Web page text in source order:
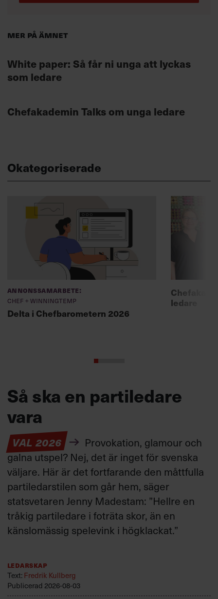
Mer på ämnet
White paper: Så får ni unga att lyckas
som ledare
Chefakademin Talks om unga ledare
Okategoriserade
Annonssamarbete:
Chef + Winningtemp
Delta i Chefbarometern 2026
ledare
Så ska en partiledare
vara
VAL 2026
Provokation, glamour och
galna utspel? Nej, det är inget för svenska
väljare. Här är det fortfarande den måttfulla
partiledarstilen som går hem, säger
statsvetaren Jenny Madestam: ”Hellre en
tråkig partiledare i foträta skor, än en
känslomässig spelevink i högklackat.”
Ledarskap
Text:Fredrik Kullberg
Publicerad 2026-08-03